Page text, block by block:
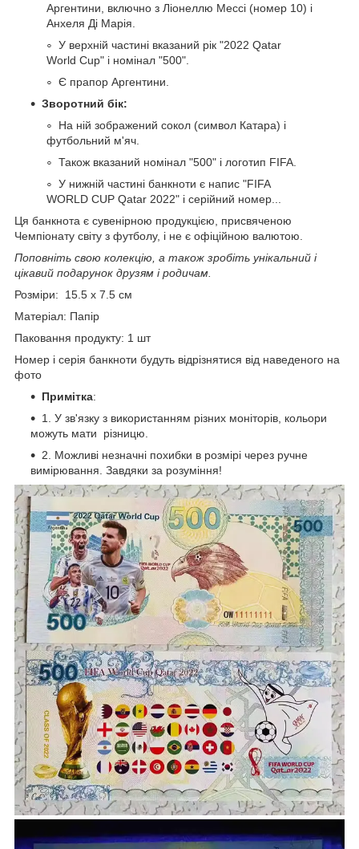
Аргентини, включно з Ліонеллю Мессі (номер 10) і
Анхеля Ді Марія.
У верхній частині вказаний рік "2022 Qatar
World Cup" і номінал "500".
Є прапор Аргентини.
Зворотний бік:
На ній зображений сокол (символ Катара) і
футбольний м'яч.
Також вказаний номінал "500" і логотип FIFA.
У нижній частині банкноти є напис "FIFA
WORLD CUP Qatar 2022" і серійний номер...
Ця банкнота є сувенірною продукцією, присвяченою
Чемпіонату світу з футболу, і не є офіційною валютою.
Поповніть свою колекцію, а також зробіть унікальний і
цікавий подарунок друзям і родичам.
Розміри: 15.5 х 7.5 см
Матеріал: Папір
Паковання продукту: 1 шт
Номер і серія банкноти будуть відрізнятися від наведеного на
фото
Примітка:
1. У зв'язку з використанням різних моніторів, кольори
можуть мати різницю.
2. Можливі незначні похибки в розмірі через ручне
вимірювання. Завдяки за розуміння!